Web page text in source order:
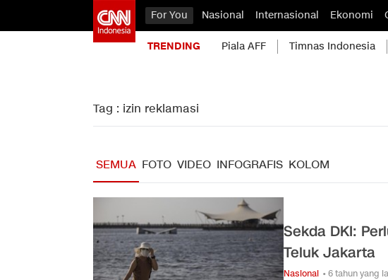
For You Nasional Internasional Ekonomi
TRENDING Piala AFF Timnas Indonesia
Tag : izin reklamasi
SEMUA FOTO VIDEO INFOGRAFIS KOLOM
Sekda DKI:
Teluk Jakarta
Nasional • 6 tahun yang